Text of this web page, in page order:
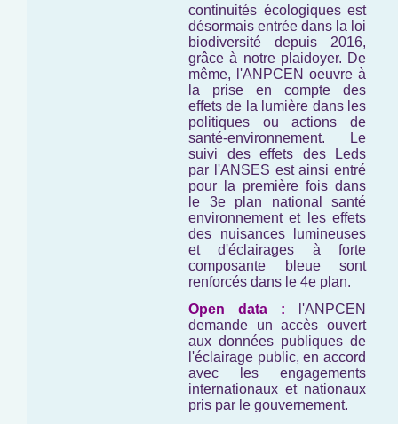
continuités écologiques est
désormais entrée dans la loi
biodiversité depuis 2016,
grâce à notre plaidoyer. De
même, l'ANPCEN oeuvre à
la prise en compte des
effets de la lumière dans les
politiques ou actions de
santé-environnement. Le
suivi des effets des Leds
par l'ANSES est ainsi entré
pour la première fois dans
le 3e plan national santé
environnement et les effets
des nuisances lumineuses
et d'éclairages à forte
composante bleue sont
renforcés dans le 4e plan.
Open data : l'ANPCEN
demande un accès ouvert
aux données publiques de
l'éclairage public, en accord
avec les engagements
internationaux et nationaux
pris par le gouvernement.